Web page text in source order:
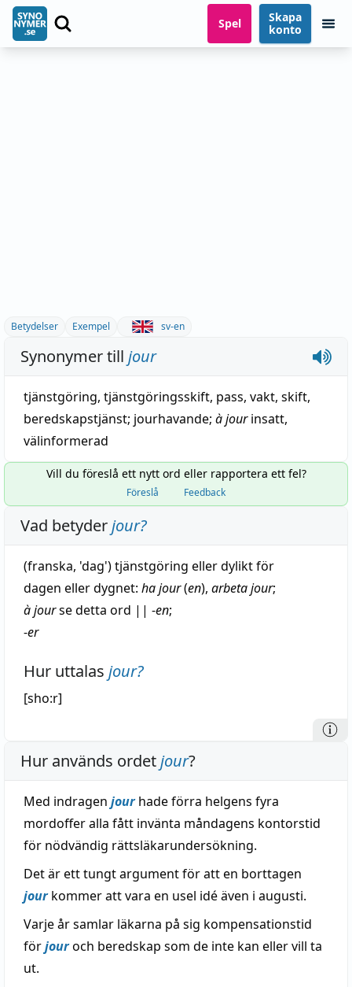
Spel
Skapa
konto
Betydelser Exempel sv-en
Synonymer till jour
tjänstgöring, tjänstgöringsskift, pass, vakt, skift,
beredskapstjänst; jourhavande; à jour insatt,
välinformerad
Vill du föreslå ett nytt ord eller rapportera ett fel?
Föreslå Feedback
Vad betyderjour?
(franska, 'dag')tjänstgöring eller dylikt för
dagen eller dygnet: ha jour(en), arbetajour;
à jourse detta ord || -en;
-er
Hur uttalas jour?
[sho:r]
Hur används ordetjour?
Med indragen jourhade förra helgens fyra
mordoffer alla fått invänta måndagens kontorstid
för nödvändig rättsläkarundersökning.
Det är ett tungt argument för att en borttagen
jourkommer att vara en usel idé även i augusti.
Varje år samlar läkarna på sig kompensationstid
förjouroch beredskap som de inte kan eller vill ta
ut.